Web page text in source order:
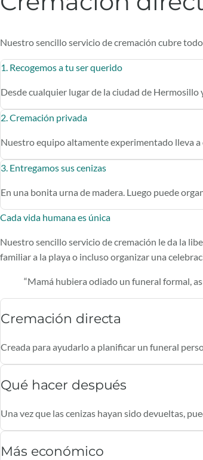
Nuestro sencillo servicio de cremación cubre
1. Recogemos a tu ser querido
Desde cualquier lugar de la ciudad de
2. Cremación privada
Nuestro equipo altamente experimentado lleva
3. Entregamos sus cenizas
En una bonita urna de madera. Luego puede
Cada vida humana es única
Nuestro sencillo servicio de cremación le da la
familiar a la playa o incluso organizar una
“Mamá hubiera odiado un funeral formal,
Cremación directa
Creada para ayudarlo a planificar un funeral
Qué hacer después
Una vez que las cenizas hayan sido devueltas,
Más económico